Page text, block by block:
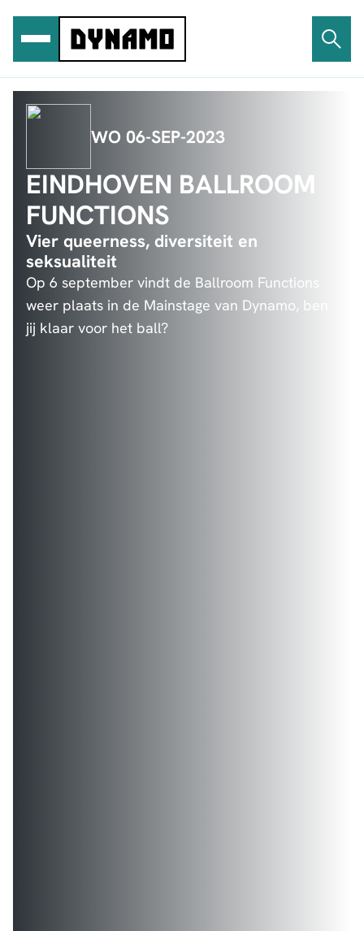
inhoud
WO 06-SEP-2023
EINDHOVEN BALLROOM
FUNCTIONS
Vier queerness, diversiteit en
seksualiteit
Op 6 september vindt de Ballroom Functions
weer plaats in de Mainstage van Dynamo, ben
jij klaar voor het ball?